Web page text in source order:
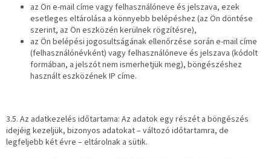
az Ön e-mail címe vagy felhasználóneve és jelszava, ezek
esetleges eltárolása a könnyebb belépéshez (az Ön döntése
szerint, az Ön eszközén kerülnek rögzítésre),
az Ön belépési jogosultságának ellenőrzése során e-mail címe
(felhasználónévként) vagy felhasználóneve és jelszava (kódolt
formában, a jelszót nem ismerhetjük meg), böngészéshez
használt eszközének IP címe.
3.5. Az adatkezelés időtartama: Az adatok egy részét a böngészés
idejéig kezeljük, bizonyos adatokat – változó időtartamra, de
legfeljebb két évre – eltárolnak a sütik.